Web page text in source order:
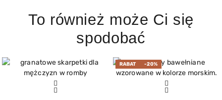
To również może Ci się
spodobać
RABAT -20%